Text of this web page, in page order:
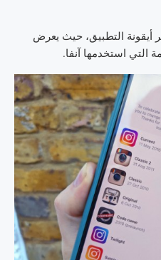
أيقونة التطبيق، حيث يعرض
التي استخدمها آنفا.